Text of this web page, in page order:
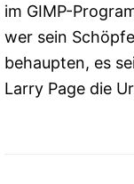
im GIMP-
wer sein
behaupten, es
Larry Page die